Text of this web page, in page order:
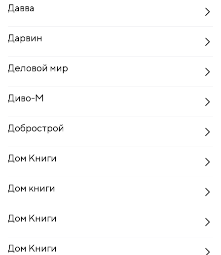
Давва
Дарвин
Деловой мир
Диво-М
Добрострой
Дом Книги
Дом книги
Дом Книги
Дом Книги